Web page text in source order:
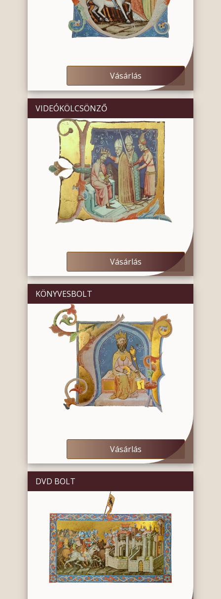
Vásárlás
VIDEÓKÖLCSÖNZŐ
Vásárlás
KÖNYVESBOLT
Vásárlás
DVD BOLT